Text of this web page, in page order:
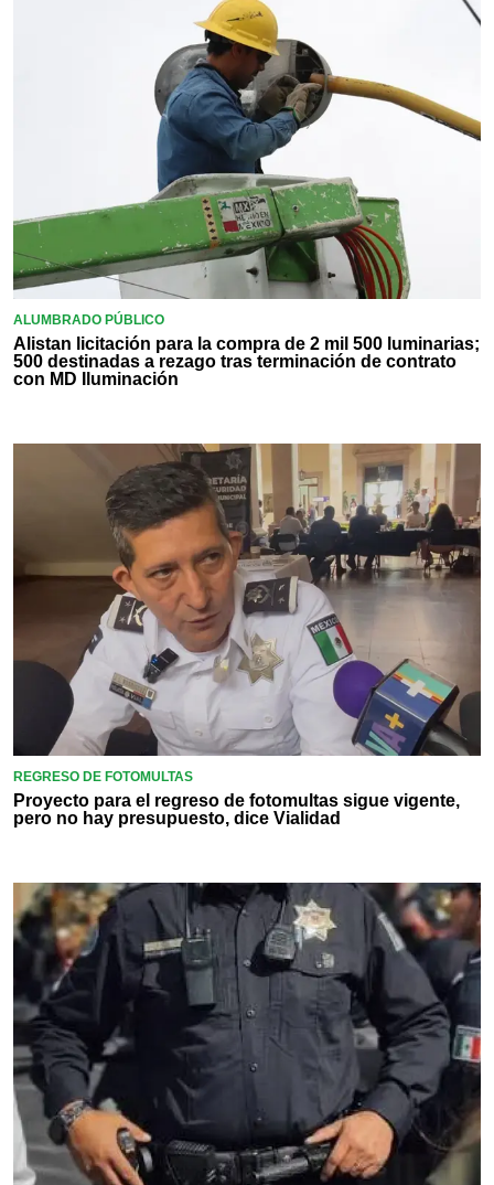
ALUMBRADO PÚBLICO
Alistan licitación para la compra de 2 mil 500 luminarias;
500 destinadas a rezago tras terminación de contrato
con MD Iluminación
REGRESO DE FOTOMULTAS
Proyecto para el regreso de fotomultas sigue vigente,
pero no hay presupuesto, dice Vialidad